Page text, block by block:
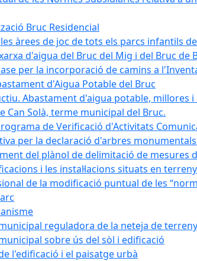
Bruc Residencial
àrees de joc de tots els parcs infantils
d'aigua del Bruc del Mig i del Bruc de
per la incorporació de camins a
d'Aigua Potable del Bruc
Abastament d'aigua potable, millores i
Can Solà, terme municipal del Bruc.
de Verificació d'Activitats
per la declaració d'arbres
del plànol de delimitació de mesures
i les instal·lacions situats en
de la modificació puntual de les
reguladora de la neteja de
sobre ús del sòl i edificació
l'edificació i el paisatge urbà